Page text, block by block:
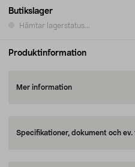
Butikslager
Hämtar lagerstatus...
Produktinformation
Mer information
Specifikationer, dokument och